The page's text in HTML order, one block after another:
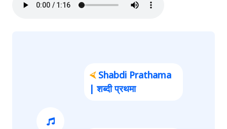
⮘Shabdi Prathama
| शब्दी प्रथमा